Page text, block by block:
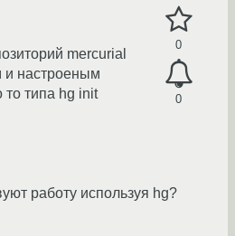
0
0
mercurial
и настроеным
то типа hg init
работу используя hg?